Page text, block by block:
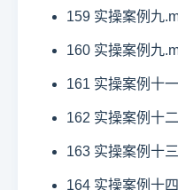
159 实操案例九
160 实操案例九
161 实操案例十
162 实操案例十
163 实操案例十
164 实操案例十